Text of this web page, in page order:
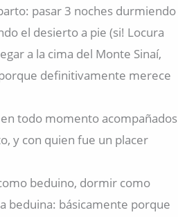
pasar 3 noches durmiendo
el desierto a pie (si! Locura
a la cima del Monte Sinaí,
definitivamente merece
todo momento acompañados
y con quien fue un placer
beduino, dormir como
beduina: básicamente porque